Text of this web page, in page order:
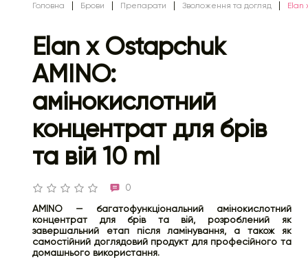
Головна Брови Препарати Зволоження та догляд Elan
Elan x Ostapchuk
AMINO:
амінокислотний
концентрат для брів
та вій 10 ml
0
AMINO — багатофункціональний амінокислотний
концентрат для брів та вій, розроблений як
завершальний етап після ламінування, а також як
самостійний доглядовий продукт для професійного та
домашнього використання.